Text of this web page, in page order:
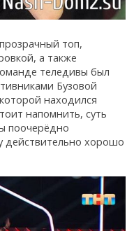
топ,
а также
теледивы был
Бузовой
находился
напомнить, суть
поочерёдно
действительно хорошо